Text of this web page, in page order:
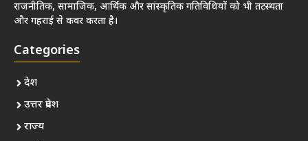
राजनीतिक, सामाजिक, आर्थिक और सांस्कृतिक गतिविधियों को भी तटस्थता
और गहराई से कवर करता है।
Categories
देश
उत्तर प्रदेश
राज्य